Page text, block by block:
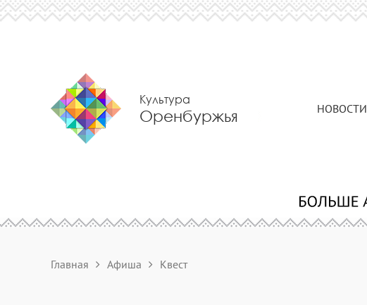
Культура
Оренбуржья НОВОСТИ
Главная Афиша Квест